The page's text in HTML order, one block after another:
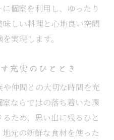
個室を利用し、ゆったり
しい料理と心地良い空間
実現します。
充実のひととき
仲間との大切な時間を充
ならではの落ち着いた環
ため、思い出に残るひと
元の新鮮な食材を使った